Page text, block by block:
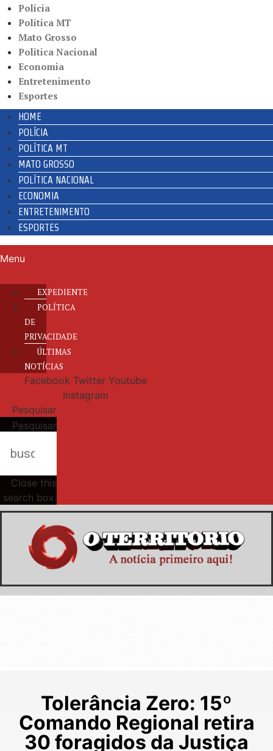
Polícia
Política MT
Mato Grosso
Política Nacional
Economia
Entretenimento
Esportes
HOME
POLÍCIA
POLÍTICA MT
MATO GROSSO
POLÍTICA NACIONAL
ECONOMIA
ENTRETENIMENTO
ESPORTES
Menu
EXPEDIENTE
POLÍTICA
DE
PRIVACIDADE
ÚLTIMAS
NOTÍCIAS
Facebook Twitter Youtube
Instagram
Pesquisar
Pesquisar
Close this
search box.
Tolerância Zero: 15º
Comando Regional retira
30 foragidos da Justiça